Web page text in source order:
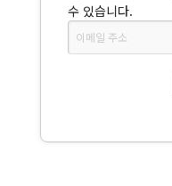
수 있습니다.